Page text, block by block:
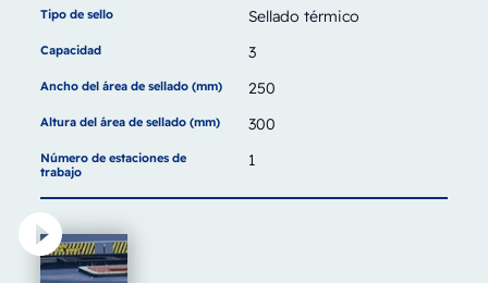
Tipo de sello Sellado térmico
Capacidad 3
Ancho del área de sellado (mm) 250
Altura del área de sellado (mm) 300
Número de estaciones de
trabajo
1